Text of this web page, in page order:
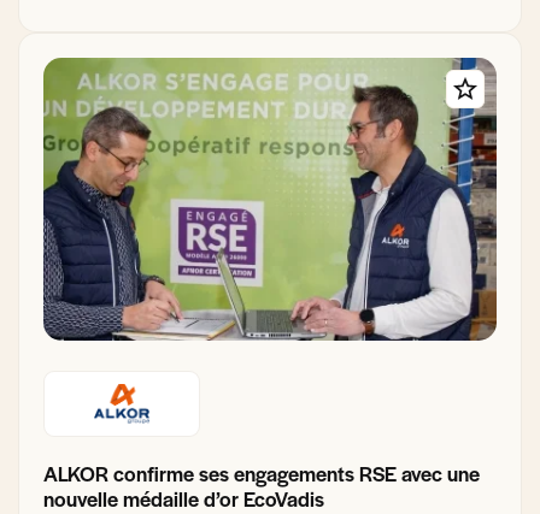
ALKOR confirme ses engagements RSE avec une
nouvelle médaille d’or EcoVadis